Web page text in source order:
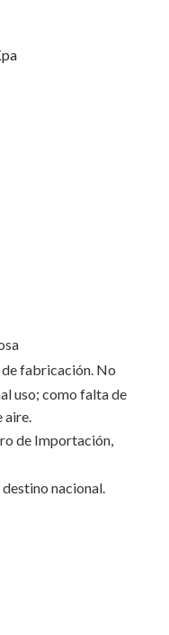
fabricación. No
uso; como falta de
aire.
de Importación,
nacional.